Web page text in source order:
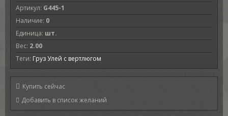
Артикул: G445-1
Наличие: 0
Единица: шт.
Вес: 2.00
Теги: Груз Улей с вертлюгом
Купить сейчас